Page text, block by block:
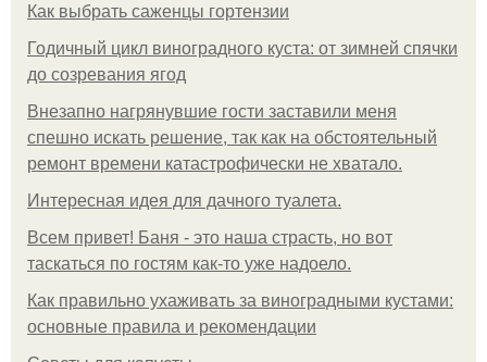
Как выбрать саженцы гортензии
Годичный цикл виноградного куста: от зимней спячки
до созревания ягод
Внезапно нагрянувшие гости заставили меня
спешно искать решение, так как на обстоятельный
ремонт времени катастрофически не хватало.
Интересная идея для дачного туалета.
Всем привет! Баня - это наша страсть, но вот
таскаться по гостям как-то уже надоело.
Как правильно ухаживать за виноградными кустами:
основные правила и рекомендации